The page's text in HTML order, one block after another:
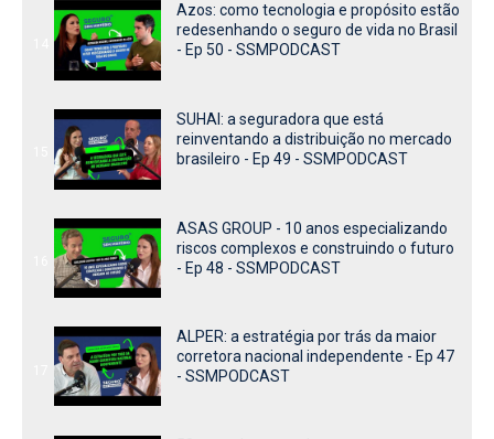
Azos: como tecnologia e propósito estão
redesenhando o seguro de vida no Brasil
- Ep 50 - SSMPODCAST
SUHAI: a seguradora que está
reinventando a distribuição no mercado
brasileiro - Ep 49 - SSMPODCAST
ASAS GROUP - 10 anos especializando
riscos complexos e construindo o futuro
- Ep 48 - SSMPODCAST
ALPER: a estratégia por trás da maior
corretora nacional independente - Ep 47
- SSMPODCAST